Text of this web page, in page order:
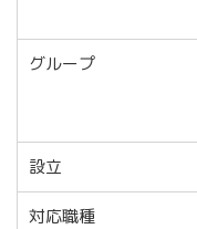
グループ
設立
対応職種